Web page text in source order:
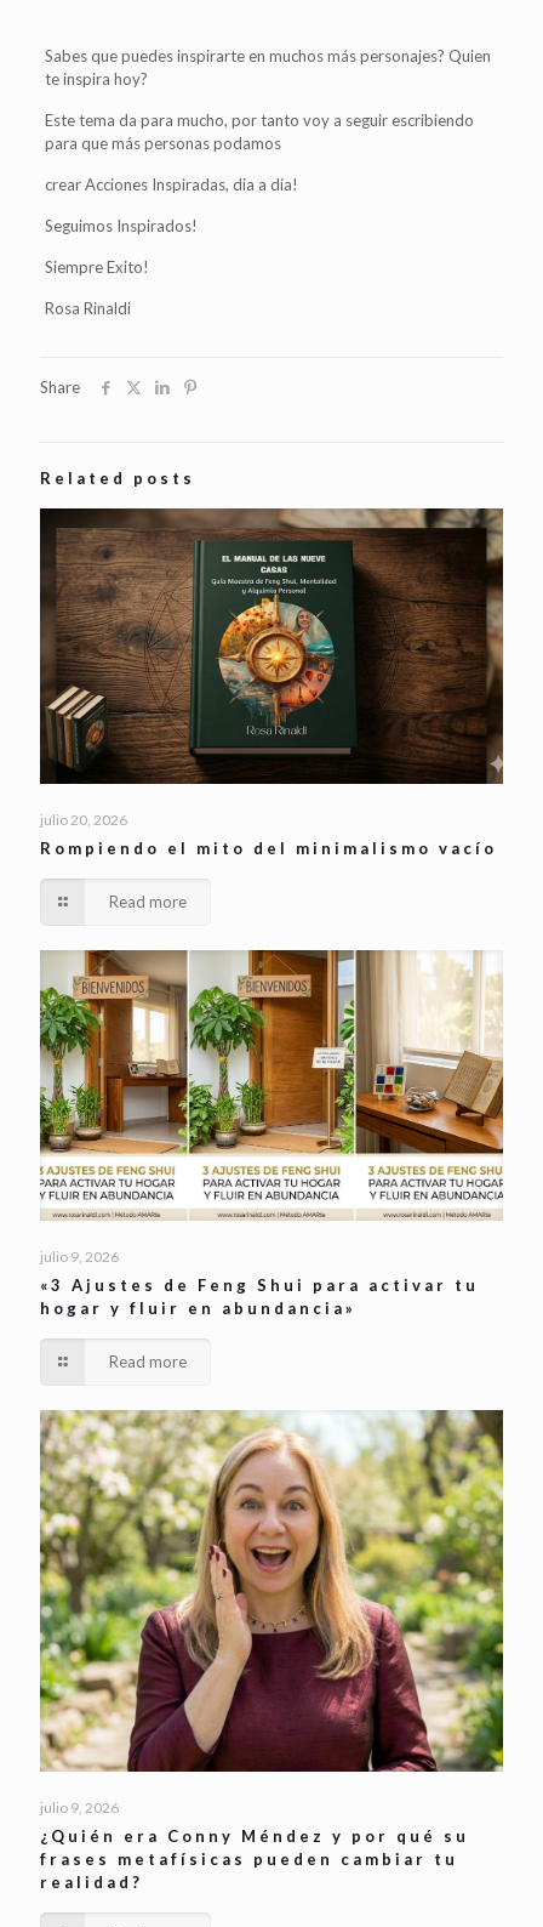
Sabes que puedes inspirarte en muchos más personajes? Quien
te inspira hoy?
Este tema da para mucho, por tanto voy a seguir escribiendo
para que más personas podamos
crear Acciones Inspiradas, dia a dia!
Seguimos Inspirados!
Siempre Exito!
Rosa Rinaldi
Share
Related posts
julio 20, 2026
Rompiendo el mito del minimalismo vacío
Read more
julio 9, 2026
«3 Ajustes de Feng Shui para activar tu
hogar y fluir en abundancia»
Read more
julio 9, 2026
¿Quién era Conny Méndez y por qué su
frases metafísicas pueden cambiar tu
realidad?